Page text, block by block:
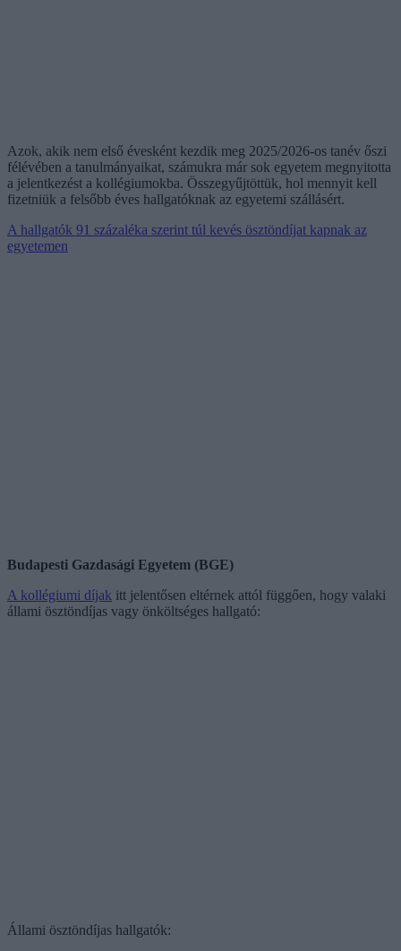
Azok, akik nem első évesként kezdik meg 2025/2026-os tanév őszi
félévében a tanulmányaikat, számukra már sok egyetem megnyitotta
a jelentkezést a kollégiumokba. Összegyűjtöttük, hol mennyit kell
fizetniük a felsőbb éves hallgatóknak az egyetemi szállásért.
A hallgatók 91 százaléka szerint túl kevés ösztöndíjat kapnak az
egyetemen
Budapesti Gazdasági Egyetem (BGE)
A kollégiumi díjak itt jelentősen eltérnek attól függően, hogy valaki
állami ösztöndíjas vagy önköltséges hallgató:
Állami ösztöndíjas hallgatók: